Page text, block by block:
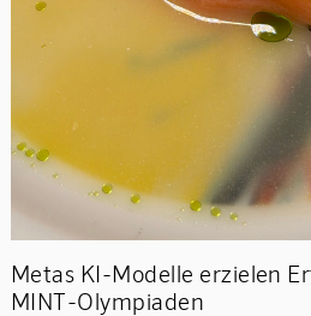
Metas KI-Modelle erzielen
MINT-Olympiaden